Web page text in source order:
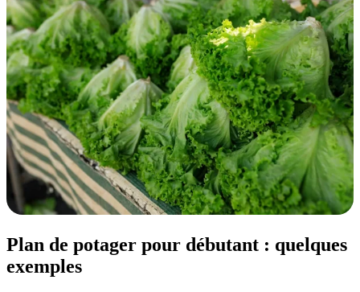
Plan de potager pour débutant : quelques
exemples